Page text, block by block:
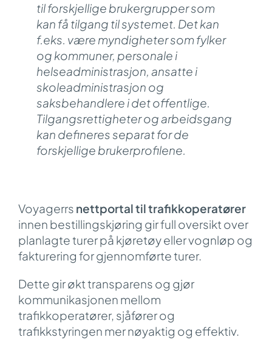
til forskjellige brukergrupper som
kan få tilgang til systemet. Det kan
f.eks. være myndigheter som fylker
og kommuner, personale i
helseadministrasjon, ansatte i
skoleadministrasjon og
saksbehandlere i det offentlige.
Tilgangsrettigheter og arbeidsgang
kan defineres separat for de
forskjellige brukerprofilene.
Voyagerrs nettportal til trafikkoperatører
innen bestillingskjøring gir full oversikt over
planlagte turer på kjøretøy eller vognløp og
fakturering for gjennomførte turer.
Dette gir økt transparens og gjør
kommunikasjonen mellom
trafikkoperatører, sjåfører og
trafikkstyringen mer nøyaktig og effektiv.